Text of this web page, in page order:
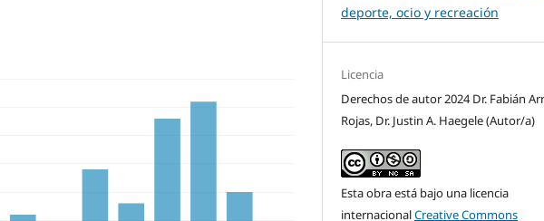
deporte, ocio y recreación
Licencia
Derechos de autor 2024 Dr. Fabián
Rojas, Dr. Justin A. Haegele (Autor/a)
Esta obra está bajo una licencia
internacionalCreative Commons